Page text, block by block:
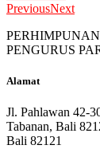
PreviousNext
PENGURUS
Alamat
Jl. Pahlawan 42-
Tabanan, Bali
Bali 82121